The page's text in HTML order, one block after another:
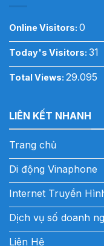
Online Visitors: 0
Today's Visitors: 31
Total Views: 29.095
LIÊN KẾT NHANH
Trang chủ
Di động Vinaphone
Internet Truyền
Dịch vụ số doanh
Liên Hệ